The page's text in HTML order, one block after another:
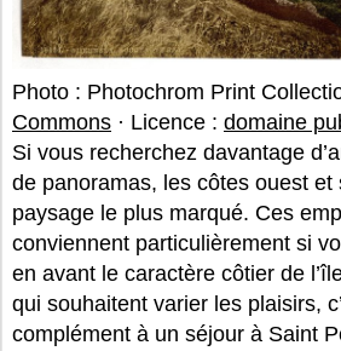
Photo : Photochrom Print
Commons · Licence : domaine
Si vous recherchez davantage
de panoramas, les côtes ouest et
paysage le plus marqué. Ces
conviennent particulièrement si
en avant le caractère côtier de
qui souhaitent varier les plaisirs,
complément à un séjour à Saint